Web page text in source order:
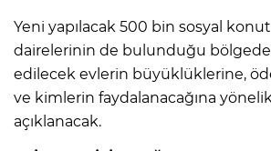
Yeni yapılacak 500 bin sosyal
dairelerinin de bulunduğu
edilecek evlerin büyüklüklerine,
ve kimlerin faydalanacağına yönelik
açıklanacak.